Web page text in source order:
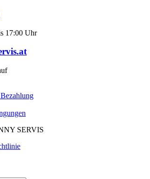
17:00 Uhr
SERVIS